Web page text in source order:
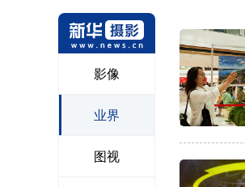
影像
业界
图视